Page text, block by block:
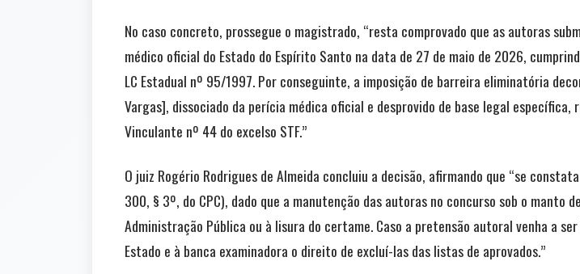
No caso concreto, prossegue o magistrado, “resta comprovado que as autoras
médico oficial do Estado do Espírito Santo na data de 27 de maio de 2026,
LC Estadual nº 95/1997. Por conseguinte, a imposição de barreira eliminatória
Vargas], dissociado da perícia médica oficial e desprovido de base legal
Vinculante nº 44 do excelso STF.”
O juiz Rogério Rodrigues de Almeida concluiu a decisão, afirmando que “se
300, § 3º, do CPC), dado que a manutenção das autoras no concurso sob o
Administração Pública ou à lisura do certame. Caso a pretensão autoral venha a
Estado e à banca examinadora o direito de excluí-las das listas de aprovados.”